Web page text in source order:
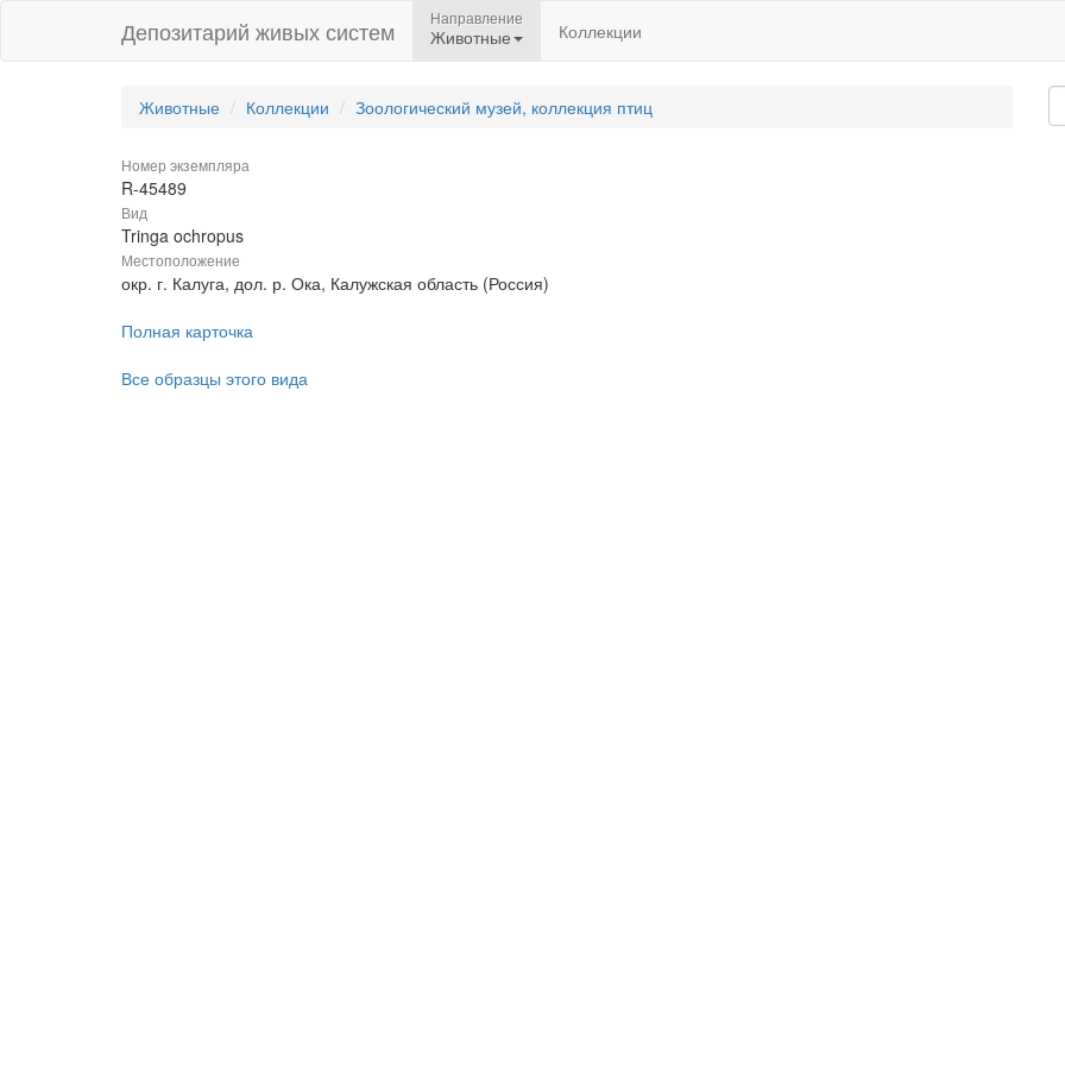
Депозитарий живых систем Направление
Животные Коллекции
Животные Коллекции Зоологический музей, коллекция птиц
Номер экземпляра
R-45489
Вид
Tringa ochropus
Местоположение
окр. г. Калуга, дол. р. Ока, Калужская область (Россия)
Полная карточка
Все образцы этого вида